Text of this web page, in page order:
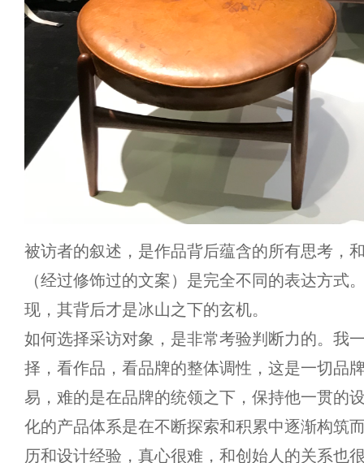
被访者的叙述，是作品背后蕴含的所有思考，
（经过修饰过的文案）是完全不同的表达方式
现，其背后才是冰山之下的玄机。
如何选择采访对象，是非常考验判断力的。我
择，看作品，看品牌的整体调性，这是一切品
易，难的是在品牌的统领之下，保持他一贯的
化的产品体系是在不断探索和积累中逐渐构筑
历和设计经验，真心很难，和创始人的关系也